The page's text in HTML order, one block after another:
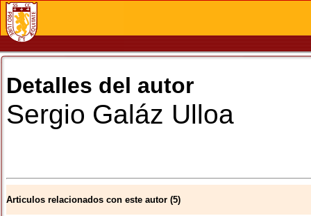
Detalles del autor
Sergio Galáz Ulloa
Articulos relacionados con este autor (5)